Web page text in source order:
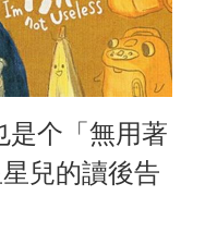
是个「無用著
兒的讀後告